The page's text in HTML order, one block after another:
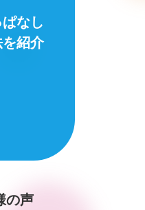
なし
紹介
の声